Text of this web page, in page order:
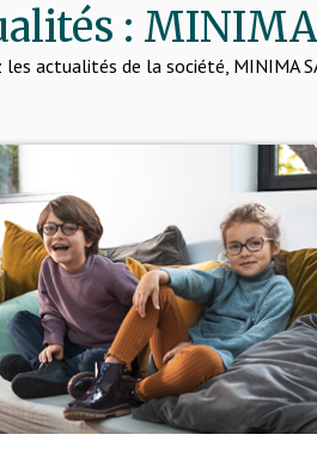
: MINIMA
les actualités de la société, MINIMA